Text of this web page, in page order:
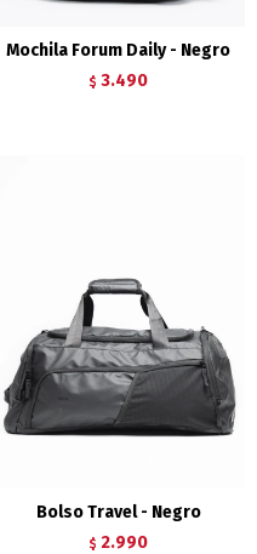
Mochila Forum Daily - Negro
$ 3.490
Bolso Travel - Negro
$ 2.990